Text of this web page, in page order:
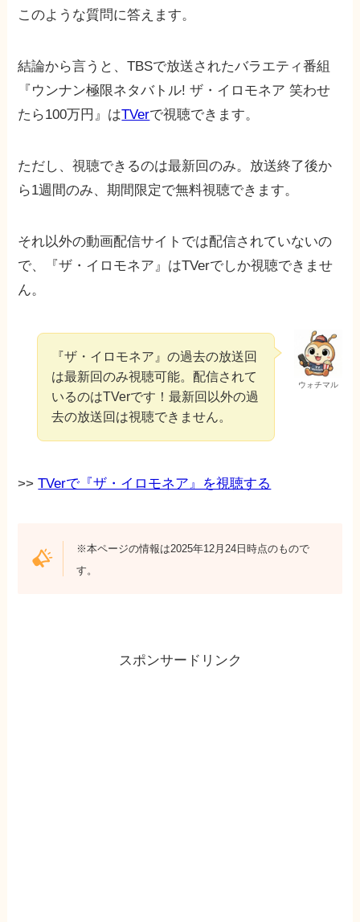
このような質問に答えます。
結論から言うと、TBSで放送されたバラエティ番組
『ウンナン極限ネタバトル! ザ・イロモネア 笑わせ
たら100万円』はTVerで視聴できます。
ただし、視聴できるのは最新回のみ。放送終了後か
ら1週間のみ、期間限定で無料視聴できます。
それ以外の動画配信サイトでは配信されていないの
で、『ザ・イロモネア』はTVerでしか視聴できませ
ん。
ウォチマル
『ザ・イロモネア』の過去の放送回
は最新回のみ視聴可能。配信されて
いるのはTVerです！最新回以外の過
去の放送回は視聴できません。
>>TVerで『ザ・イロモネア』を視聴する
※本ページの情報は2025年12月24日時点のもので
す。
スポンサードリンク